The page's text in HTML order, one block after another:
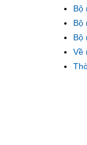
Bộ
Bộ
Bộ
Về